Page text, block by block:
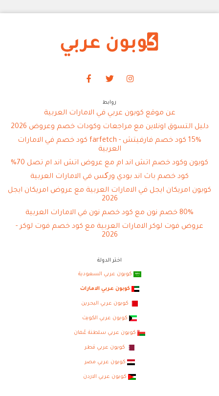
روابط
عن موقع كوبون عربي في الامارات العربية
دليل التسوق اونلاين مع مراجعات وكودات خصم وعروض 2026
15% كود خصم فارفيتش - farfetch كود خصم في الامارات
العربية
كوبون وكود خصم اتش اند ام مع عروض اتش اند ام تصل 70%
كود خصم باث اند بودي ورکس في الامارات العربية
كوبون امريكان ايجل في الامارات العربية مع عروض امريكان ايجل
2026
80% خصم نون مع كود خصم نون في الامارات العربية
عروض فوت لوكر الامارات العربية مع كود خصم فوت لوكر -
2026
اختر الدولة
كوبون عربي السعودية
كوبون عربي الامارات
كوبون عربي البحرين
كوبون عربي الكويت
كوبون عربي سلطنة عُمان
كوبون عربي قطر
كوبون عربي مصر
كوبون عربي الاردن